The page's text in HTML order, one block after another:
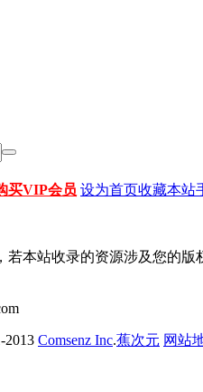
买VIP会员 设为首页收藏本站
若本站收录的资源涉及您的
2013 Comsenz Inc.蕉次元 网站